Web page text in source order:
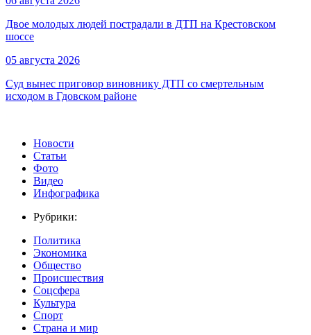
Двое молодых людей пострадали в ДТП на Крестовском
шоссе
05 августа 2026
Суд вынес приговор виновнику ДТП со смертельным
исходом в Гдовском районе
Новости
Статьи
Фото
Видео
Инфографика
Рубрики:
Политика
Экономика
Общество
Происшествия
Соцсфера
Культура
Спорт
Страна и мир